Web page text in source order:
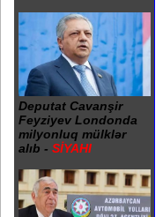
Deputat Cavanşir
Feyziyev Londonda
milyonluq mülklər
alıb - SİYAHI